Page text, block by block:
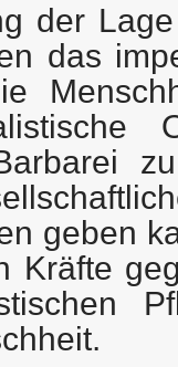
der
das
geben
Kräfte